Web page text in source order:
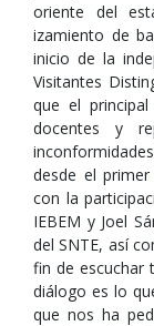
oriente del
izamiento de
inicio de la
Visitantes
que el
docentes y
desde el
con la
IEBEM y Joel
del SNTE, así
fin de escuchar
diálogo es lo
que nos ha